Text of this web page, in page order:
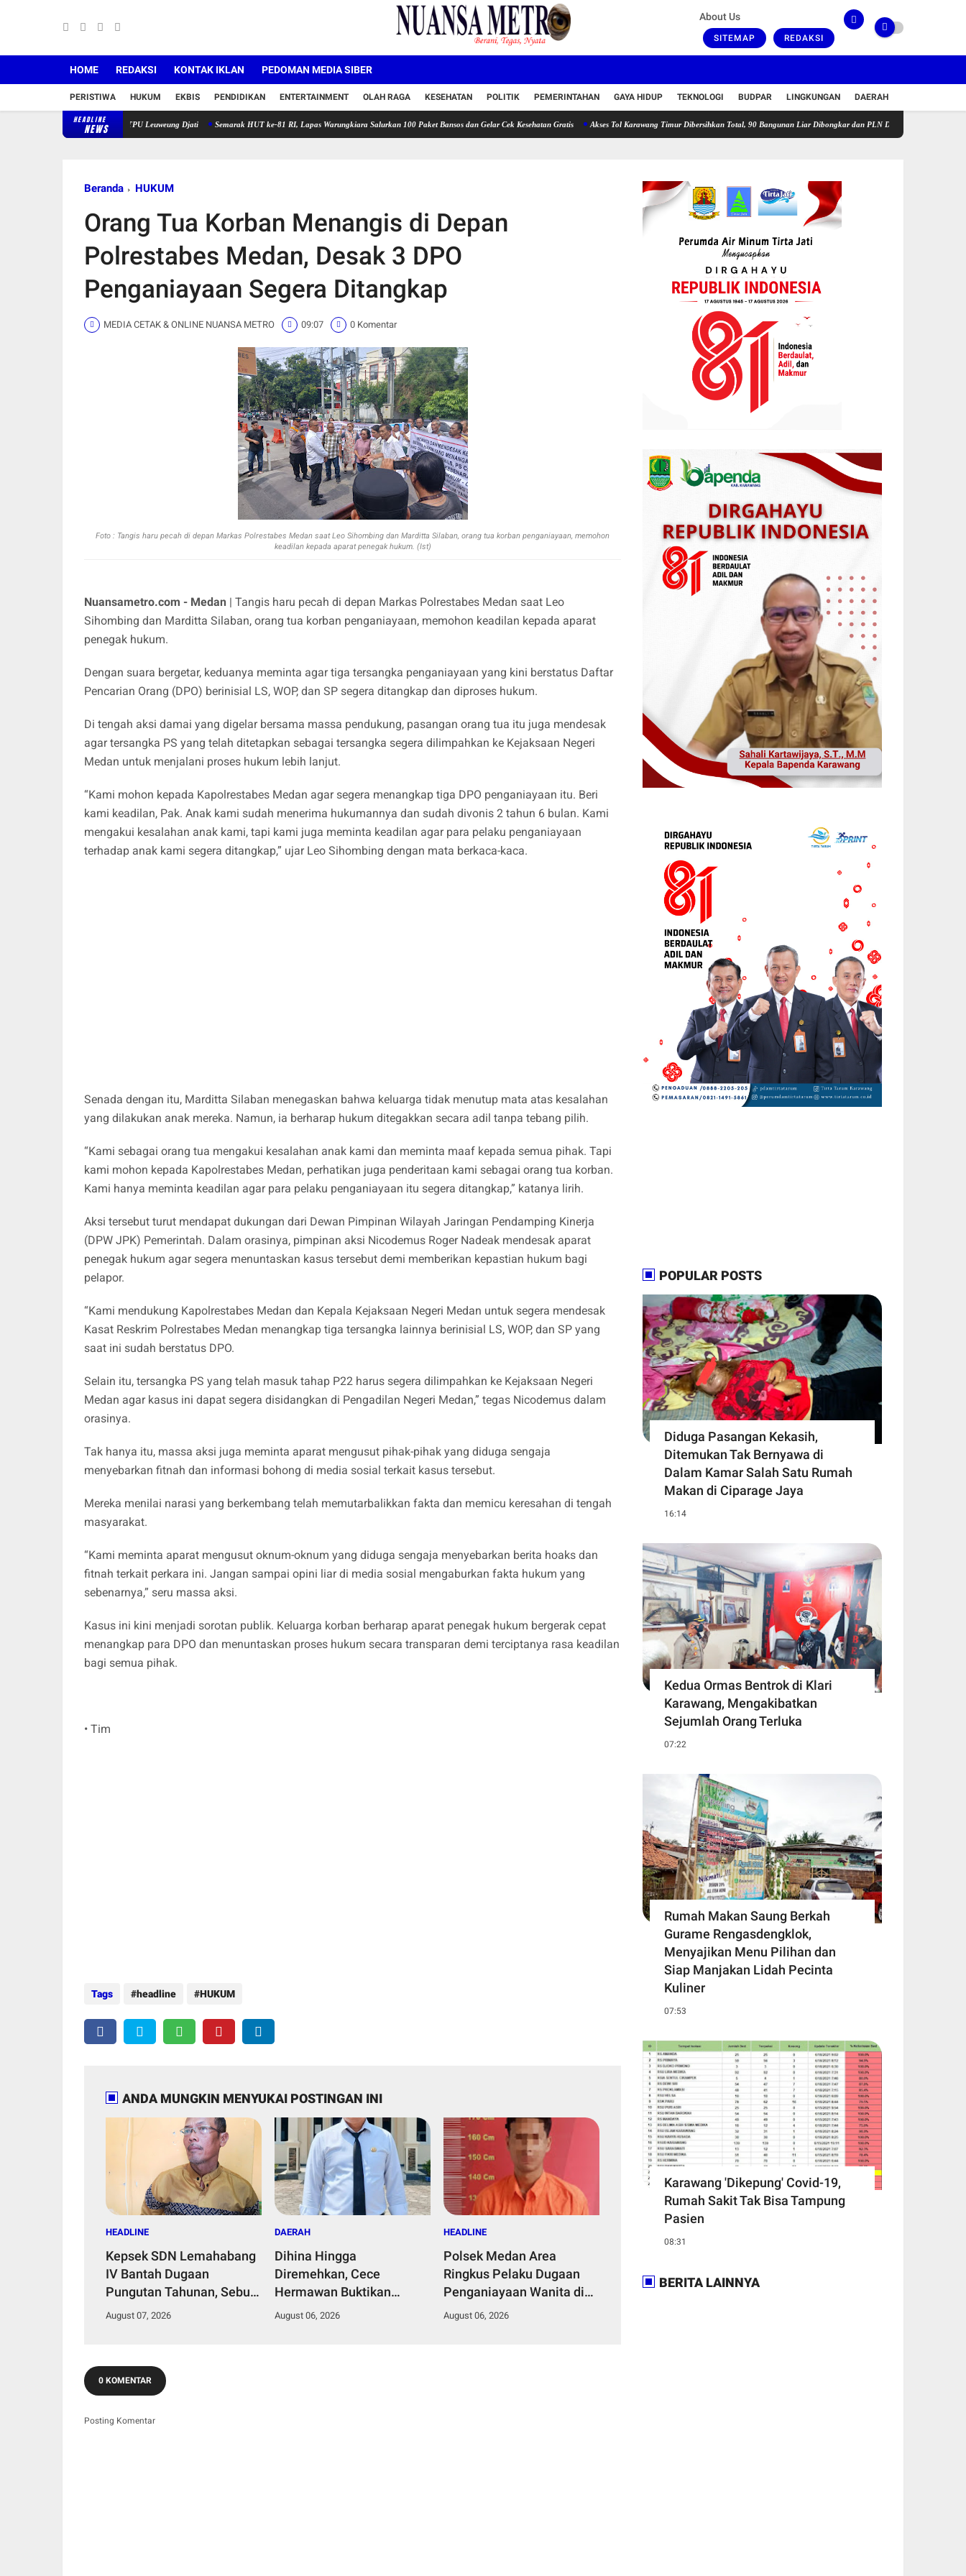
About Us
SITEMAP REDAKSI
HOME REDAKSI KONTAK IKLAN PEDOMAN MEDIA SIBER
PERISTIWA HUKUM EKBIS PENDIDIKAN ENTERTAINMENT OLAH RAGA KESEHATAN POLITIK PEMERINTAHAN GAYA HIDUP TEKNOLOGI BUDPAR LINGKUNGAN DAERAH
HEADLINE
NEWS
Karawang Bersihkan TPU Leuweung Djati Semarak HUT ke-81 RI, Lapas Warungkiara Salurkan 100 Paket Bansos dan Gelar Cek Kesehatan Gratis Akses Tol Karawang Timur Dibersihkan Total, 90 Bangunan Liar Dibongkar dan PLN Diminta Setop Sambungan Listrik
Beranda HUKUM
Orang Tua Korban Menangis di Depan
Polrestabes Medan, Desak 3 DPO
Penganiayaan Segera Ditangkap
MEDIA CETAK & ONLINE NUANSA METRO 09:07 0 Komentar
Foto : Tangis haru pecah di depan Markas Polrestabes Medan saat Leo Sihombing dan Marditta Silaban, orang tua korban penganiayaan, memohon
keadilan kepada aparat penegak hukum. (Ist)
Nuansametro.com - Medan | Tangis haru pecah di depan Markas Polrestabes Medan saat Leo
Sihombing dan Marditta Silaban, orang tua korban penganiayaan, memohon keadilan kepada aparat
penegak hukum.
Dengan suara bergetar, keduanya meminta agar tiga tersangka penganiayaan yang kini berstatus Daftar
Pencarian Orang (DPO) berinisial LS, WOP, dan SP segera ditangkap dan diproses hukum.
Di tengah aksi damai yang digelar bersama massa pendukung, pasangan orang tua itu juga mendesak
agar tersangka PS yang telah ditetapkan sebagai tersangka segera dilimpahkan ke Kejaksaan Negeri
Medan untuk menjalani proses hukum lebih lanjut.
“Kami mohon kepada Kapolrestabes Medan agar segera menangkap tiga DPO penganiayaan itu. Beri
kami keadilan, Pak. Anak kami sudah menerima hukumannya dan sudah divonis 2 tahun 6 bulan. Kami
mengakui kesalahan anak kami, tapi kami juga meminta keadilan agar para pelaku penganiayaan
terhadap anak kami segera ditangkap,” ujar Leo Sihombing dengan mata berkaca-kaca.
Senada dengan itu, Marditta Silaban menegaskan bahwa keluarga tidak menutup mata atas kesalahan
yang dilakukan anak mereka. Namun, ia berharap hukum ditegakkan secara adil tanpa tebang pilih.
“Kami sebagai orang tua mengakui kesalahan anak kami dan meminta maaf kepada semua pihak. Tapi
kami mohon kepada Kapolrestabes Medan, perhatikan juga penderitaan kami sebagai orang tua korban.
Kami hanya meminta keadilan agar para pelaku penganiayaan itu segera ditangkap,” katanya lirih.
Aksi tersebut turut mendapat dukungan dari Dewan Pimpinan Wilayah Jaringan Pendamping Kinerja
(DPW JPK) Pemerintah. Dalam orasinya, pimpinan aksi Nicodemus Roger Nadeak mendesak aparat
penegak hukum agar segera menuntaskan kasus tersebut demi memberikan kepastian hukum bagi
pelapor.
“Kami mendukung Kapolrestabes Medan dan Kepala Kejaksaan Negeri Medan untuk segera mendesak
Kasat Reskrim Polrestabes Medan menangkap tiga tersangka lainnya berinisial LS, WOP, dan SP yang
saat ini sudah berstatus DPO.
Selain itu, tersangka PS yang telah masuk tahap P22 harus segera dilimpahkan ke Kejaksaan Negeri
Medan agar kasus ini dapat segera disidangkan di Pengadilan Negeri Medan,” tegas Nicodemus dalam
orasinya.
Tak hanya itu, massa aksi juga meminta aparat mengusut pihak-pihak yang diduga sengaja
menyebarkan fitnah dan informasi bohong di media sosial terkait kasus tersebut.
Mereka menilai narasi yang berkembang telah memutarbalikkan fakta dan memicu keresahan di tengah
masyarakat.
“Kami meminta aparat mengusut oknum-oknum yang diduga sengaja menyebarkan berita hoaks dan
fitnah terkait perkara ini. Jangan sampai opini liar di media sosial mengaburkan fakta hukum yang
sebenarnya,” seru massa aksi.
Kasus ini kini menjadi sorotan publik. Keluarga korban berharap aparat penegak hukum bergerak cepat
menangkap para DPO dan menuntaskan proses hukum secara transparan demi terciptanya rasa keadilan
bagi semua pihak.
• Tim
Tags headline HUKUM
ANDA MUNGKIN MENYUKAI POSTINGAN INI
HEADLINE
Kepsek SDN Lemahabang
IV Bantah Dugaan
Pungutan Tahunan, Sebut
Dana Perbaikan Jalan
August 07, 2026
DAERAH
Dihina Hingga
Diremehkan, Cece
Hermawan Buktikan
Kepemimpinan Humanis
August 06, 2026
HEADLINE
Polsek Medan Area
Ringkus Pelaku Dugaan
Penganiayaan Wanita di
Depan SPBU Jalan Denai,
August 06, 2026
0 KOMENTAR
Posting Komentar
POPULAR POSTS
Diduga Pasangan Kekasih,
Ditemukan Tak Bernyawa di
Dalam Kamar Salah Satu Rumah
Makan di Ciparage Jaya
16:14
Kedua Ormas Bentrok di Klari
Karawang, Mengakibatkan
Sejumlah Orang Terluka
07:22
Rumah Makan Saung Berkah
Gurame Rengasdengklok,
Menyajikan Menu Pilihan dan
Siap Manjakan Lidah Pecinta
Kuliner
07:53
Karawang 'Dikepung' Covid-19,
Rumah Sakit Tak Bisa Tampung
Pasien
08:31
BERITA LAINNYA